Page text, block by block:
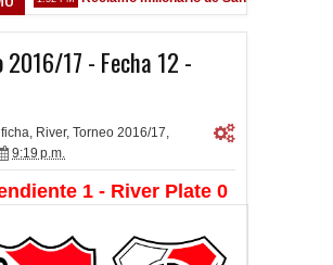
2016/17 - Fecha 12 -
ficha, River, Torneo 2016/17,
9:19 p.m.
1 - River Plate 0